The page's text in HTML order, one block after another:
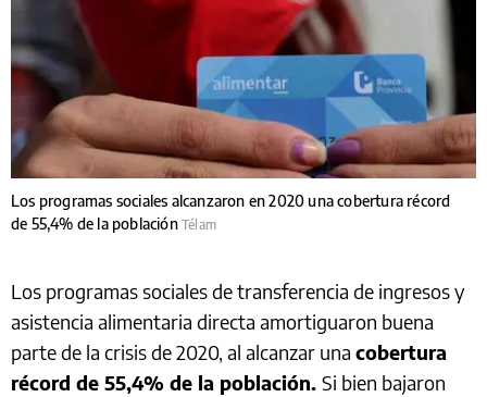
Los programas sociales alcanzaron en 2020 una cobertura récord
de 55,4% de la población Télam
Los programas sociales de transferencia de ingresos y
asistencia alimentaria directa amortiguaron buena
parte de la crisis de 2020, al alcanzar una cobertura
récord de 55,4% de la población. Si bien bajaron